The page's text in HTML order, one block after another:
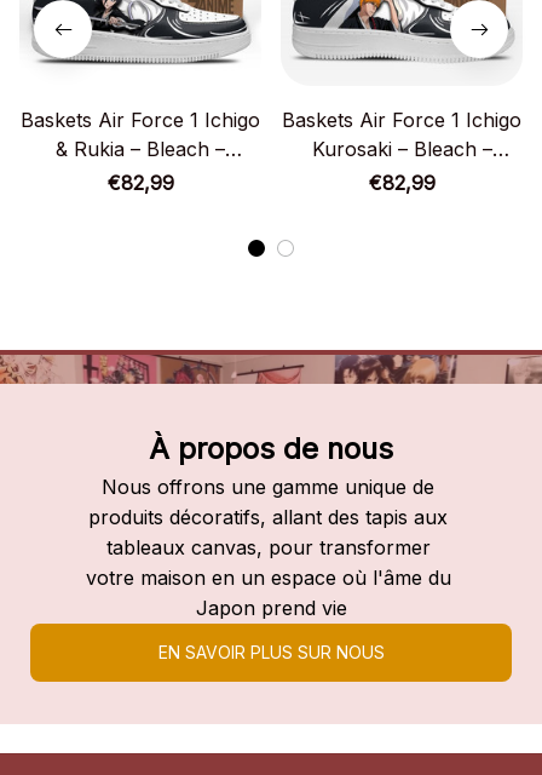
Baskets Air Force 1 Ichigo
& Rukia – Bleach –
Chaussures d’anime
€82,99
Baskets Air Force 1 Ichigo
Kurosaki – Bleach –
Chaussures d’anime
€82,99
À propos de nous
Nous offrons une gamme unique de
produits décoratifs, allant des tapis aux
tableaux canvas, pour transformer
votre maison en un espace où l'âme du
Japon prend vie
EN SAVOIR PLUS SUR NOUS